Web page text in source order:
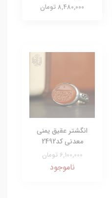
8,480,000 تومان
انگشتر عقیق یمنی
معدنی کد2492
6,100,000 تومان
ناموجود